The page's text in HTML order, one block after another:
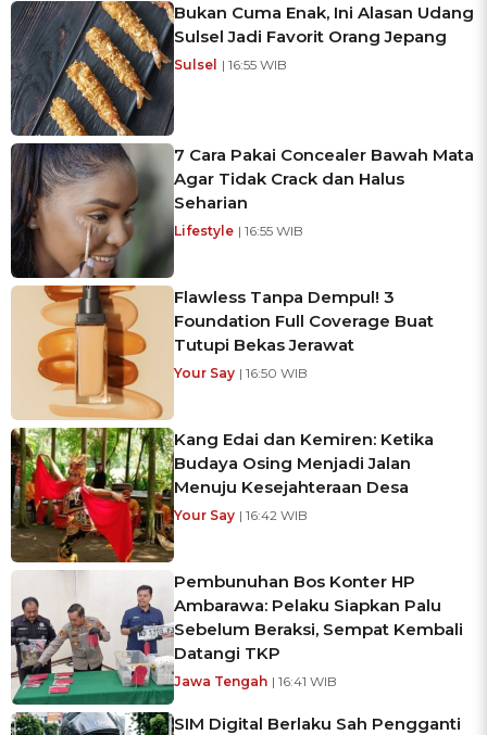
Bukan Cuma Enak, Ini Alasan Udang
Sulsel Jadi Favorit Orang Jepang
Sulsel | 16:55 WIB
7 Cara Pakai Concealer Bawah Mata
Agar Tidak Crack dan Halus
Seharian
Lifestyle | 16:55 WIB
Flawless Tanpa Dempul! 3
Foundation Full Coverage Buat
Tutupi Bekas Jerawat
Your Say | 16:50 WIB
Kang Edai dan Kemiren: Ketika
Budaya Osing Menjadi Jalan
Menuju Kesejahteraan Desa
Your Say | 16:42 WIB
Pembunuhan Bos Konter HP
Ambarawa: Pelaku Siapkan Palu
Sebelum Beraksi, Sempat Kembali
Datangi TKP
Jawa Tengah | 16:41 WIB
SIM Digital Berlaku Sah Pengganti